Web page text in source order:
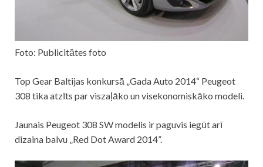
Foto: Publicitātes foto
Top Gear Baltijas konkursā „Gada Auto 2014“ Peugeot
308 tika atzīts par viszaļāko un visekonomiskāko modeli.
Jaunais Peugeot 308 SW modelis ir paguvis iegūt arī
dizaina balvu „Red Dot Award 2014”.